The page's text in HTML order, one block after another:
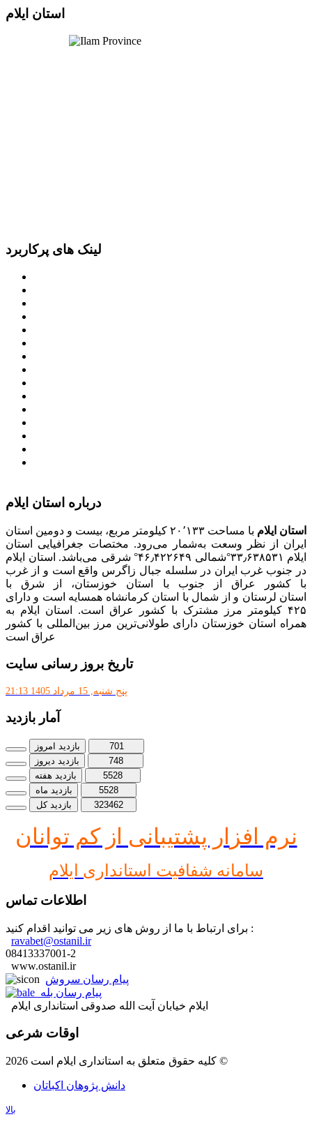
استان ایلام
لینک های پرکاربرد
درباره استان ایلام
استان ایلام
با مساحت ۲۰٬۱۳۳ کیلومتر مربع، بیست و دومین استان
ایران از نظر وسعت به‌شمار می‌رود. مختصات جغرافیایی استان
ایلام ۳۳٫۶۳۸۵۳۱°شمالی ۴۶٫۴۲۲۶۴۹° شرقی می‌باشد. استان ایلام
در جنوب غرب ایران در سلسله جبال زاگرس واقع است و از غرب
با کشور عراق از جنوب با استان خوزستان، از شرق با
استان لرستان و از شمال با استان کرمانشاه همسایه است و دارای
۴۲۵ کیلومتر مرز مشترک با کشور عراق است. استان ایلام به
همراه استان خوزستان دارای طولانی‌ترین مرز بین‌المللی با کشور
عراق است
تاریخ بروز رسانی سایت
پنج شنبه, 15 مرداد 1405 21:13
آمار بازدید
بازدید امروز
701
بازدید دیروز
748
بازدید هفته
5528
بازدید ماه
5528
بازدید کل
323462
نرم افز ار پشتیبانی از کم توانان
سامانه شفافیت استانداری ایلام
اطلاعات تماس
برای ارتباط با ما از روش های زیر می توانید اقدام کنید :
ravabet@ostanil.ir
08413337001-2
www.ostanil.ir
پیام رسان سروش
پیام رسان بله
ایلام خیابان آیت الله صدوقی استانداری ایلام
اوقات شرعی
کلیه حقوق متعلق به استانداری ایلام است 2026 ©
دانش پژوهان اکباتان
بالا